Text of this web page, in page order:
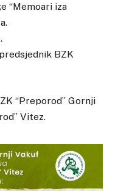
“Memoari iza
BZK
“Preporod” Gornji
Vitez.